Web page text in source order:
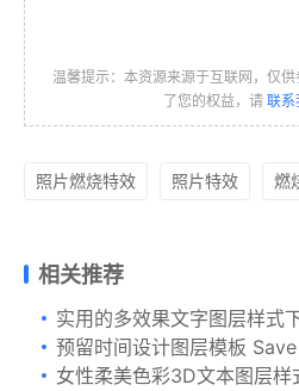
温馨提示：本资源来源于互联网，仅
了您的权益，请 联系
照片燃烧特效 照片特效 燃
相关推荐
实用的多效果文字图层样式
预留时间设计图层模板 Save
女性柔美色彩3D文本图层